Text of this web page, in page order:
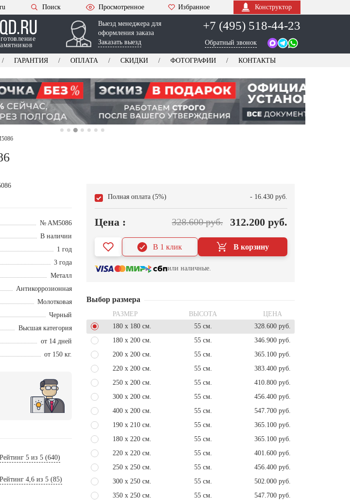
Поиск Просмотренное Избранное Конструктор
Выезд менеджера для
оформления заказа
Заказать выезд
+7 (495) 518-44-23
Обратный звонок
ГАРАНТИЯ ОПЛАТА СКИДКИ ФОТОГРАФИИ КОНТАКТЫ
№ AM5086
В наличии
1 год
3 года
Металл
Антикоррозионная
Молотковая
Черный
Высшая категория
от 14 дней
от 150 кг.
Рейтинг 5 из 5 (640)
Рейтинг 4,6 из 5 (85)
Полная оплата (5%) - 16.430 руб.
Цена : 328.600 руб. 312.200 руб.
В корзину
В 1 клик
или наличные.
Выбор размера
РАЗМЕР ВЫСОТА
ЦЕНА
180 x 180 см.
55 см.
328.600 руб.
180 x 200 см.
55 см.
346.900 руб.
200 x 200 см.
55 см.
365.100 руб.
220 x 200 см.
55 см.
383.400 руб.
250 x 200 см.
55 см.
410.800 руб.
300 x 200 см.
55 см.
456.400 руб.
400 x 200 см.
55 см.
547.700 руб.
190 x 210 см.
55 см.
365.100 руб.
180 x 220 см.
55 см.
365.100 руб.
220 x 220 см.
55 см.
401.600 руб.
250 x 250 см.
55 см.
456.400 руб.
300 x 250 см.
55 см.
502.000 руб.
350 x 250 см.
55 см.
547.700 руб.